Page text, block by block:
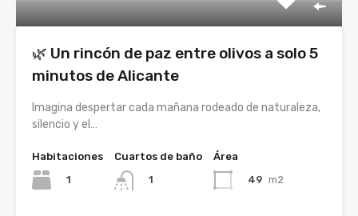
🌿 Un rincón de paz entre olivos a solo 5
minutos de Alicante
Imagina despertar cada mañana rodeado de naturaleza,
silencio y el…
Habitaciones
1
Cuartos de baño
1
Área
49 m2